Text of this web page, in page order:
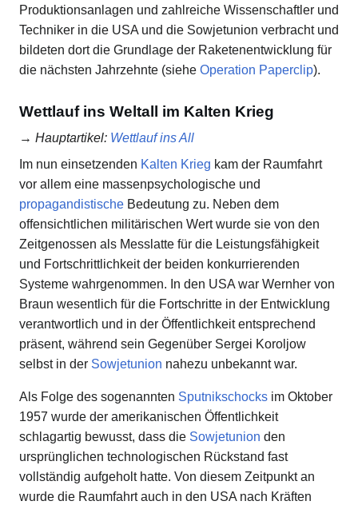
Produktionsanlagen und zahlreiche Wissenschaftler und
Techniker in die USA und die Sowjetunion verbracht und
bildeten dort die Grundlage der Raketenentwicklung für
die nächsten Jahrzehnte (siehe Operation Paperclip).
Wettlauf ins Weltall im Kalten Krieg
→ Hauptartikel: Wettlauf ins All
Im nun einsetzenden Kalten Krieg kam der Raumfahrt
vor allem eine massenpsychologische und
propagandistische Bedeutung zu. Neben dem
offensichtlichen militärischen Wert wurde sie von den
Zeitgenossen als Messlatte für die Leistungsfähigkeit
und Fortschrittlichkeit der beiden konkurrierenden
Systeme wahrgenommen. In den USA war Wernher von
Braun wesentlich für die Fortschritte in der Entwicklung
verantwortlich und in der Öffentlichkeit entsprechend
präsent, während sein Gegenüber Sergei Koroljow
selbst in der Sowjetunion nahezu unbekannt war.
Als Folge des sogenannten Sputnikschocks im Oktober
1957 wurde der amerikanischen Öffentlichkeit
schlagartig bewusst, dass die Sowjetunion den
ursprünglichen technologischen Rückstand fast
vollständig aufgeholt hatte. Von diesem Zeitpunkt an
wurde die Raumfahrt auch in den USA nach Kräften